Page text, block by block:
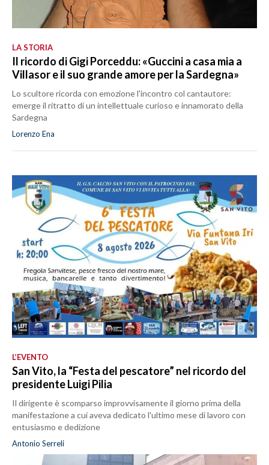
LA STORIA
Il ricordo di Gigi Porceddu: «Guccini a casa mia a
Villasor e il suo grande amore per la Sardegna»
Lo scultore ricorda con emozione l'incontro col cantautore:
emerge il ritratto di un intellettuale curioso e innamorato della
Sardegna
Lorenzo Ena
L’EVENTO
San Vito, la “Festa del pescatore” nel ricordo del
presidente Luigi Pilia
Il dirigente è scomparso improvvisamente il giorno prima della
manifestazione a cui aveva dedicato l'ultimo mese di lavoro con
entusiasmo e dedizione
Antonio Serreli